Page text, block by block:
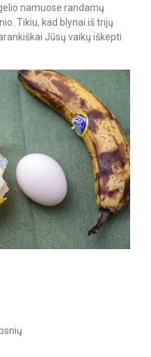
namuose randamų
Tikiu, kad blynai iš trijų
Jūsų vaikų iškepti